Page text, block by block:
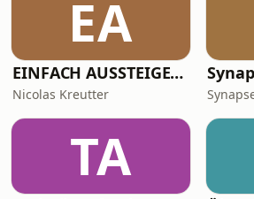
EA
EINFACH AUSSTEIGEN – Der Auswanderer Podcast
Nicolas Kreutter
TA